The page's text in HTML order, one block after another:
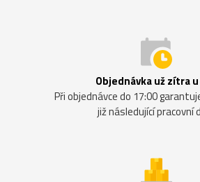
Objednávka už zítra u
Při objednávce do 17:00
již následující pracovní